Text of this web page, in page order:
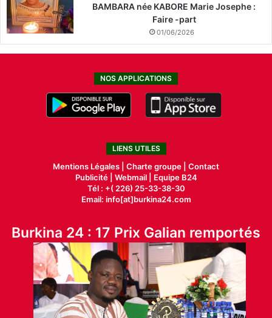
BAMBARA née KABORE Marie Josephe :
Faire -part
01/06/2026
NOS APPLICATIONS
LIENS UTILES
Mentions Légales | Charte groupe | Contact
Publicité| Webmail |
Equipe B24
Tél : +( 226) 25-33-38-30
Email: info[at]burkina24.com
Burkina 24 : 17 Prix Galian remportés